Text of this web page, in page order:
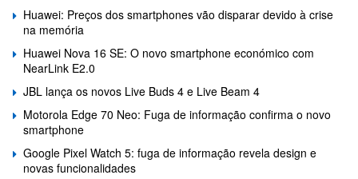
Huawei: Preços dos smartphones vão disparar devido à crise
na memória
Huawei Nova 16 SE: O novo smartphone económico com
NearLink E2.0
JBL lança os novos Live Buds 4 e Live Beam 4
Motorola Edge 70 Neo: Fuga de informação confirma o novo
smartphone
Google Pixel Watch 5: fuga de informação revela design e
novas funcionalidades